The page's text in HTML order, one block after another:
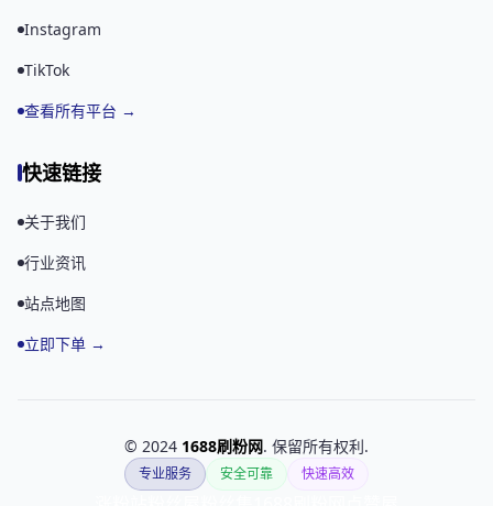
Instagram
TikTok
查看所有平台 →
快速链接
关于我们
行业资讯
站点地图
立即下单 →
© 2024 1688刷粉网. 保留所有权利.
专业服务 安全可靠 快速高效